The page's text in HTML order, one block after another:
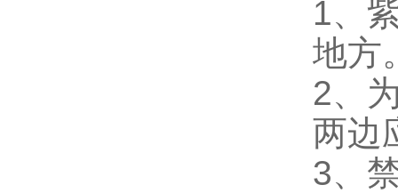
1、
地方
2、
两边
3、